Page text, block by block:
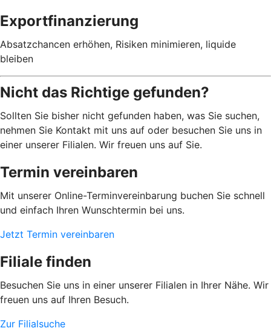
Exportfinanzierung
Absatzchancen erhöhen, Risiken minimieren, liquide
bleiben
Nicht das Richtige gefunden?
Sollten Sie bisher nicht gefunden haben, was Sie suchen,
nehmen Sie Kontakt mit uns auf oder besuchen Sie uns in
einer unserer Filialen. Wir freuen uns auf Sie.
Termin vereinbaren
Mit unserer Online-Terminvereinbarung buchen Sie schnell
und einfach Ihren Wunschtermin bei uns.
Jetzt Termin vereinbaren
Filiale finden
Besuchen Sie uns in einer unserer Filialen in Ihrer Nähe. Wir
freuen uns auf Ihren Besuch.
Zur Filialsuche